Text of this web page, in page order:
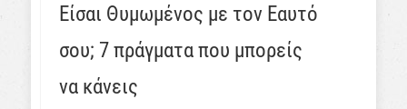
Είσαι Θυμωμένος με τον Εαυτό
σου; 7 πράγματα που μπορείς
να κάνεις